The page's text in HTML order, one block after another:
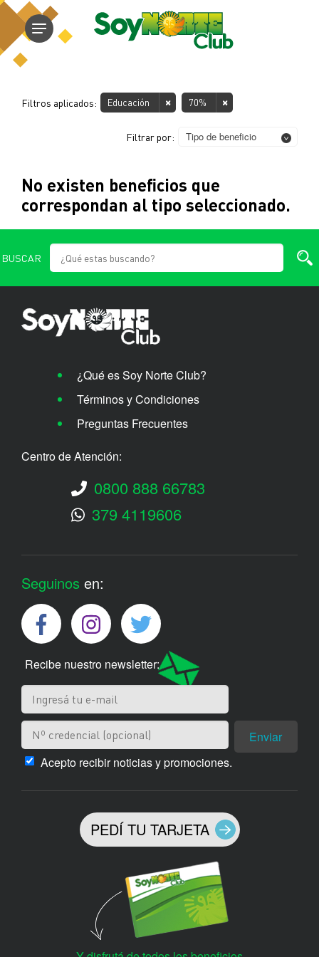
Filtros aplicados: Educación 70%
Filtrar por: Tipo de beneficio
No existen beneficios que
correspondan al tipo seleccionado.
BUSCAR
¿Qué es Soy Norte Club?
Términos y Condiciones
Preguntas Frecuentes
Centro de Atención:
0800 888 66783
379 4119606
Seguinos en:
Recibe nuestro newsletter:
Enviar
Acepto recibir noticias y promociones.
PEDÍ TU TARJETA